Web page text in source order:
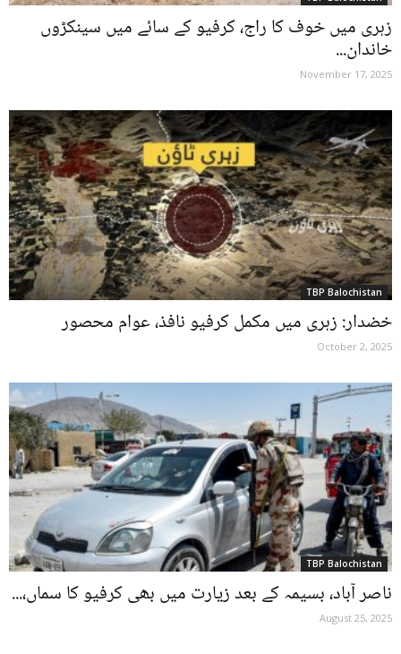
زہری میں خوف کا راج، کرفیو کے سائے میں سینکڑوں
خاندان...
November 17, 2025
TBP Balochistan
خضدار: زہری میں مکمل کرفیو نافذ، عوام محصور
October 2, 2025
TBP Balochistan
ناصر آباد، بسیمہ کے بعد زیارت میں بھی کرفیو کا سماں،...
August 25, 2025